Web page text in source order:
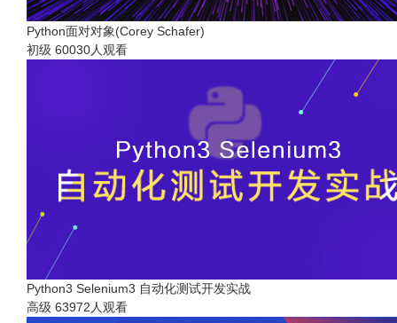
Python面对对象(Corey Schafer)
初级 60030人观看
Python3 Selenium3 自动化测试开发实战
高级 63972人观看